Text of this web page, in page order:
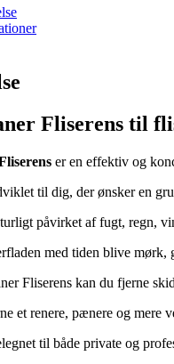
Fliserens til
er en effektiv og
til dig, der ønsker en
påvirket af fugt, regn,
med tiden blive mørk,
Fliserens kan du fjerne
et renere, pænere og mere
til både private og